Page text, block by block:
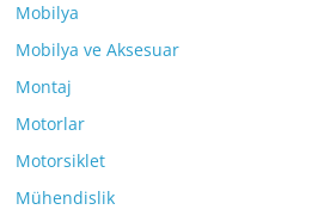
Mobilya
Mobilya ve Aksesuar
Montaj
Motorlar
Motorsiklet
Mühendislik